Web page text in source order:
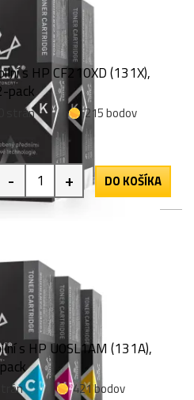
s HP CF210XD (131X),
pack
strán
215 bodov
- + DO KOŠÍKA
s HP U0SL1AM (131A),
421 bodov